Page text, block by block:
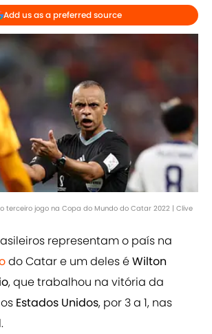
Add us as a preferred source
terceiro jogo na Copa do Mundo do Catar 2022 | Clive
representam o país na
do Catar e um deles éWilton
, que trabalhou na vitória da
Estados Unidos, por 3 a 1, nas